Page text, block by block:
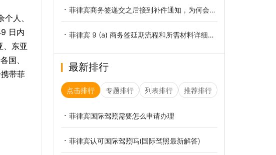
人、
日内
、东亚
国、
带菲
菲律宾商务签递交之后接到补件通知，为何会要求补充健康证明
菲律宾 9 (a) 商务签延期流程和所需材料详细讲解
最新排行
点击排行 专题排行 列表排行 推荐排行
菲律宾国际驾照需要怎么申请办理
菲律宾认可国际驾照吗(国际驾照最新解答)